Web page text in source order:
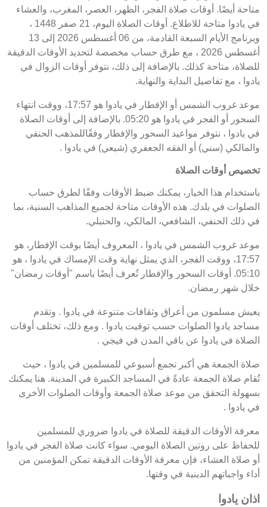
متاحة أيضًا. أوقات صلاة الفجر، الظهر، العصر، المغرب، والعشاء
في يادوا متاحة للاطلاع. أوقات الصلاة اليوم، 21 صفر 1448 ،
وبرنامج الأيام السبعة القادمة، من 06 أغسطس 2026 إلى 13
أغسطس 2026 ، مع طرق حساب مخصصة لتحديد الأوقات الدقيقة
للصلاة، متاحة كذلك. بالإضافة إلى ذلك، نتوفر أوقات الزوال في
يادوا ، مع تفاصيل البداية والنهاية.
موعد غروب الشمس أو الإفطار في يادوا هو 17:57، ووقت انتهاء
السحور أو الفجر في يادوا هو 05:20. بالإضافة إلى أوقات الصلاة
في يادوا ، نتوفر مواعيد السحور والإفطار وفقًاللمذهب الحنفي
والمالكي (سني) أو الفقه الجعفري (شيعي) في يادوا .
تخصيص أوقات الصلاة
باستخدام هذا الخيار، يمكنك ضبط الأوقات وفقًا لطرق حساب
الصلوات في بلدك. هذه الأوقات متاحة لجميع المذاهب السنية، بما
في ذلك الحنفي، الشافعي، المالكي، والحنبلي.
موعد غروب الشمس في يادوا ، المعروف أيضًا بوقت الإفطار، هو
17:57، ووقت الفجر، الذي يمثل نهاية وقت الإمساك في يادوا ، هو
05:10. أوقات السحور والإفطار تُعرف أيضًا باسم "أوقات رمضان"
خلال شهر رمضان.
يعيش مسلمون من أعراق وثقافات متنوعة في يادوا . وتقدم
مساجد يادوا الصلوات حسب توقيت يادوا . ومع ذلك، تختلف أوقات
الصلاة في يادوا عن باقي المدن في فيجي .
صلاة الجمعة هي أكبر تجمع أسبوعي للمسلمين في يادوا ، حيث
تُقام صلاة الجمعة عادةً في المساجد الكبيرة في المدينة. هنا يمكنك
بسهولة التحقق من موعد صلاة الجمعة وأوقات الصلوات الأخرى
في يادوا .
معرفة الأوقات الدقيقة للصلاة في يادوا ضروري للمسلمين
للحفاظ على روتين الصلاة اليومي. سواء كانت صلاة الفجر في يادوا
أو صلاة العشاء، فإن معرفة الأوقات الدقيقة تمكن المؤمنين من
أداء واجباتهم الدينية في وقتها.
اذان يادوا